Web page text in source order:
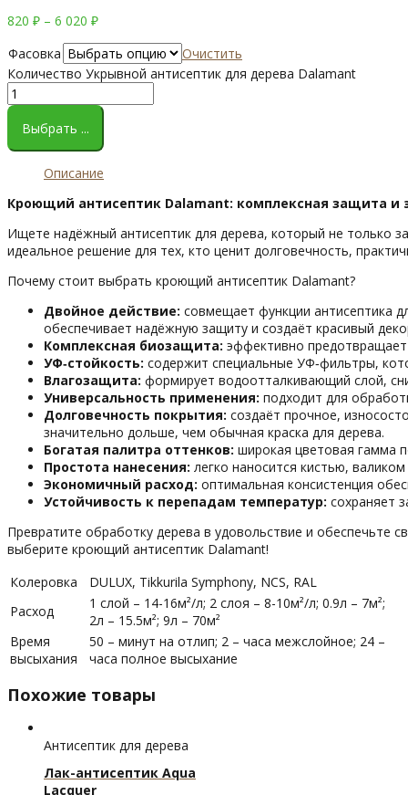
820 ₽ – 6 020 ₽
Фасовка
Очистить
Количество Укрывной антисептик для дерева Dalamant
Выбрать ...
Описание
Кроющий антисептик Dalamant: комплексная защита и
Ищете надёжный антисептик для дерева, который не только
идеальное решение для тех, кто ценит долговечность,
Почему стоит выбрать кроющий антисептик Dalamant?
Двойное действие: совмещает функции антисептика
обеспечивает надёжную защиту и создаёт красивый
Комплексная биозащита: эффективно предотвращает
УФ‑стойкость: содержит специальные УФ‑фильтры,
Влагозащита: формирует водоотталкивающий слой,
Универсальность применения: подходит для
Долговечность покрытия: создаёт прочное,
значительно дольше, чем обычная краска для дерева.
Богатая палитра оттенков: широкая цветовая гамма
Простота нанесения: легко наносится кистью, валиком
Экономичный расход: оптимальная консистенция
Устойчивость к перепадам температур: сохраняет
Превратите обработку дерева в удовольствие и обеспечьте
выберите кроющий антисептик Dalamant!
Колеровка
DULUX, Tikkurila Symphony, NCS, RAL
Расход
1 слой – 14-16м²/л; 2 слоя – 8-10м²/л; 0.9л – 7м²;
2л – 15.5м²; 9л – 70м²
Время
высыхания
50 – минут на отлип; 2 – часа межслойное; 24 –
часа полное высыхание
Похожие товары
Антисептик для дерева
Лак-антисептик Aqua
Lacquer